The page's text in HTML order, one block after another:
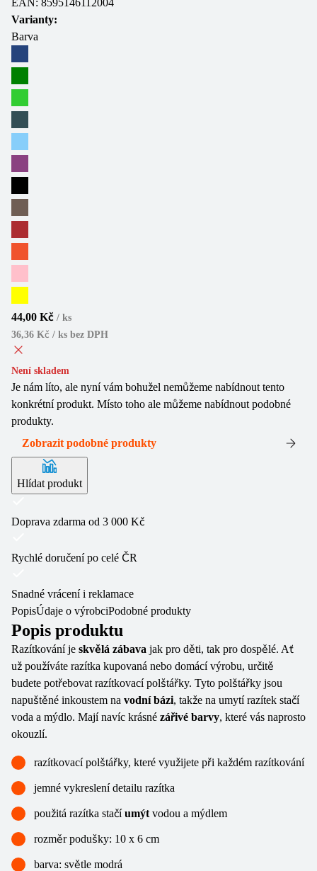
EAN: 8595146112004
Varianty:
Barva
44,00 Kč / ks
36,36 Kč / ks bez DPH
Není skladem
Je nám líto, ale nyní vám bohužel nemůžeme nabídnout tento
konkrétní produkt. Místo toho ale můžeme nabídnout podobné
produkty.
Zobrazit podobné produkty
Hlídat produkt
Doprava zdarma od 3 000 Kč
Rychlé doručení po celé ČR
Snadné vrácení i reklamace
PopisÚdaje o výrobciPodobné produkty
Popis produktu
Razítkování je skvělá zábava jak pro děti, tak pro dospělé. Ať
už používáte razítka kupovaná nebo domácí výrobu, určitě
budete potřebovat razítkovací polštářky. Tyto polštářky jsou
napuštěné inkoustem na vodní bázi, takže na umytí razítek stačí
voda a mýdlo. Mají navíc krásné zářivé barvy, které vás naprosto
okouzlí.
razítkovací polštářky, které využijete při každém razítkování
jemné vykreslení detailu razítka
použitá razítka stačíumýt vodou a mýdlem
rozměr podušky: 10 x 6 cm
barva: světle modrá